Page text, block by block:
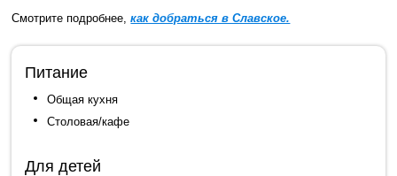
Смотрите подробнее,как добраться в Славское.
Питание
Общая кухня
Столовая/кафе
Для детей